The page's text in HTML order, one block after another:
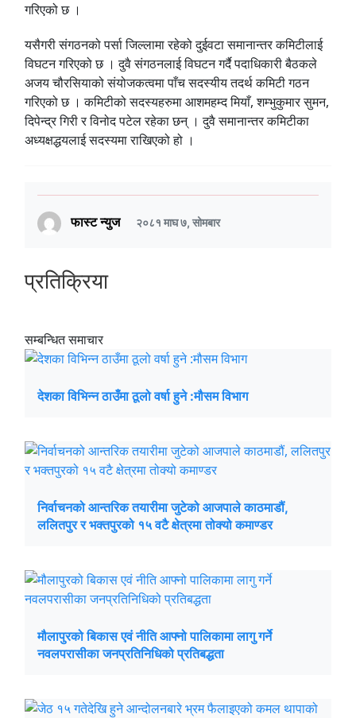
गरिएको छ ।
यसैगरी संगठनको पर्सा जिल्लामा रहेको दुईवटा समानान्तर कमिटीलाई
विघटन गरिएको छ । दुवै संगठनलाई विघटन गर्दै पदाधिकारी बैठकले
अजय चौरसियाको संयोजकत्वमा पाँच सदस्यीय तदर्थ कमिटी गठन
गरिएको छ । कमिटीको सदस्यहरुमा आशमहम्द मियाँ, शम्भुकुमार सुमन,
दिपेन्द्र गिरी र विनोद पटेल रहेका छन् । दुवै समानान्तर कमिटीका
अध्यक्षद्धयलाई सदस्यमा राखिएको हो ।
फास्ट न्युज २०८१ माघ ७, सोमबार
प्रतिक्रिया
सम्बन्धित समाचार
देशका विभिन्न ठाउँमा ठूलो वर्षा हुने :मौसम विभाग
निर्वाचनको आन्तरिक तयारीमा जुटेको आजपाले काठमाडौं,
ललितपुर र भक्तपुरको १५ वटै क्षेत्रमा तोक्यो कमाण्डर
मौलापुरको बिकास एवं नीति आफ्नो पालिकामा लागु गर्ने
नवलपरासीका जनप्रतिनिधिको प्रतिबद्धता